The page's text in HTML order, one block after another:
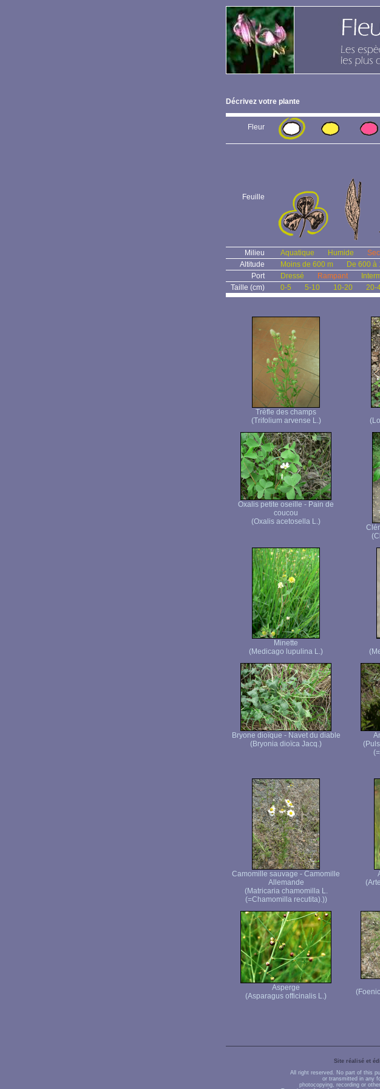
Décrivez votre plante
Fleur
Feuille
Milieu Aquatique Humide Sec
Altitude
Moins de 600 m De 600 à
Port
Dressé Rampant
Taille (cm)
0-5 5-10 10-20 20-
Trèfle des champs
(Trifolium arvense L.)
Oxalis petite oseille - Pain de
coucou
(Oxalis acetosella L.)
Minette
(Medicago lupulina L.)
Bryone dioïque - Navet du diable
(Bryonia dioïca Jacq.)
Camomille sauvage - Camomille
Allemande
(Matricaria chamomilla L.
(=Chamomilla recutita).))
Asperge
(Asparagus officinalis L.)
Site réalisé et
All right reserved. No part of this
or transmitted in any
photocopying, recording or